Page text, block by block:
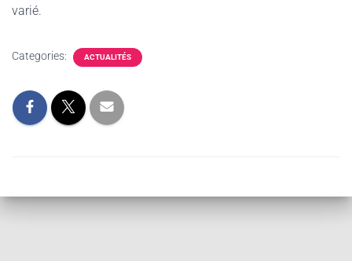
varié.
Categories: ACTUALITÉS